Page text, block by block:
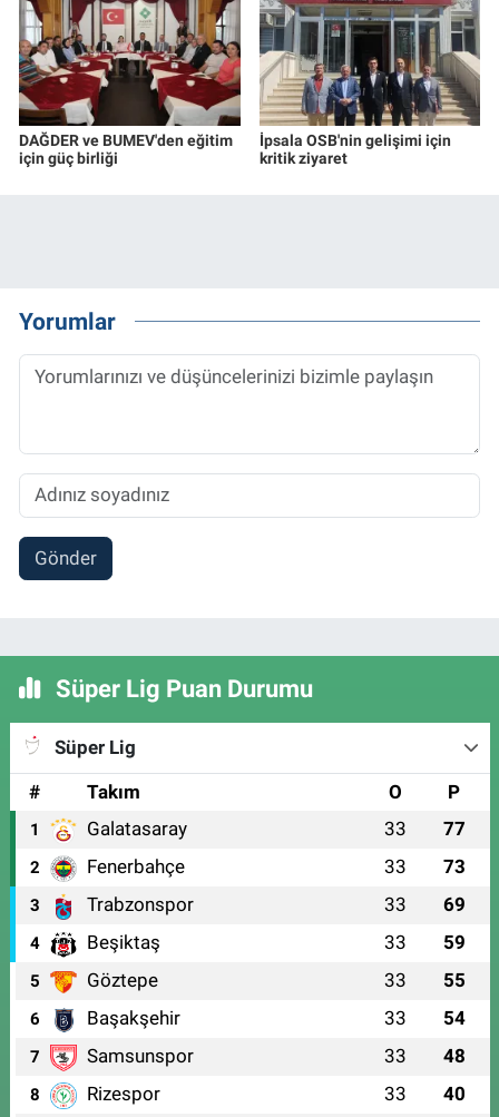
DAĞDER ve BUMEV'den eğitim
için güç birliği
İpsala OSB'nin gelişimi için
kritik ziyaret
Yorumlar
Gönder
Süper Lig Puan Durumu
Süper Lig
#
Takım O P
1 Galatasaray 33 77
2 Fenerbahçe 33 73
3 Trabzonspor 33 69
4 Beşiktaş 33 59
5 Göztepe 33 55
6 Başakşehir 33 54
7 Samsunspor 33 48
8 Rizespor 33 40